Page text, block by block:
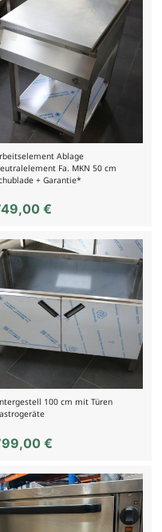
Ablage
Fa. MKN 50 cm
+ Garantie*
€
100 cm mit Türen
€